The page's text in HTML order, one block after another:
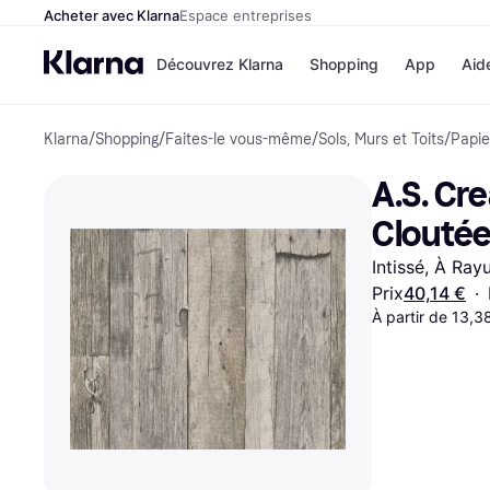
Acheter avec KlarnaEspace entreprises
Découvrez Klarna
Options de
paiement
Payer maintenant
Paiement en 3 fois
Paiement à 30 jours
Klarna sur Apple Pay
Shopping
Magasins
Airbnb
Temu
JD Sports
App
Klarna/Shopping/Faites-le vous-même/Sols, Murs et Toits/
A.S.
Intissé, À
Prix40,14 € ·
À partir de